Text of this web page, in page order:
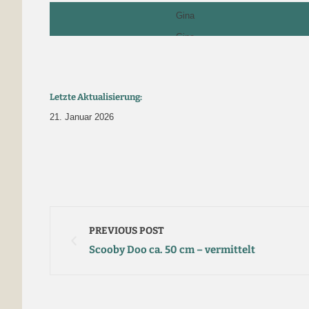
Gina
Gina
Letzte Aktualisierung:
21. Januar 2026
PREVIOUS POST
Scooby Doo ca. 50 cm – vermittelt